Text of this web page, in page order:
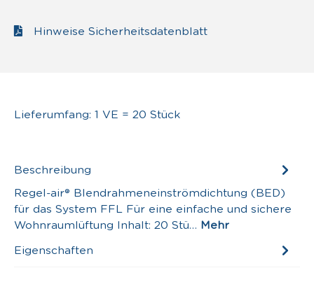
Hinweise Sicherheitsdatenblatt
Lieferumfang: 1 VE = 20 Stück
Beschreibung
Regel-air® Blendrahmeneinströmdichtung (BED)
für das System FFL Für eine einfache und sichere
Wohnraumlüftung Inhalt: 20 Stü… Mehr
Eigenschaften